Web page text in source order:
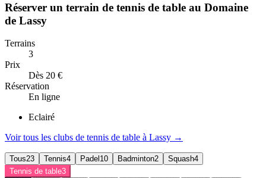
Réserver un terrain de tennis de table au Domaine
de Lassy
Terrains
3
Prix
Dès 20 €
Réservation
En ligne
Eclairé
Voir tous les clubs de tennis de table à Lassy →
Tous23 Tennis4 Padel 10 Badminton2 Squash4
Tennis de table3